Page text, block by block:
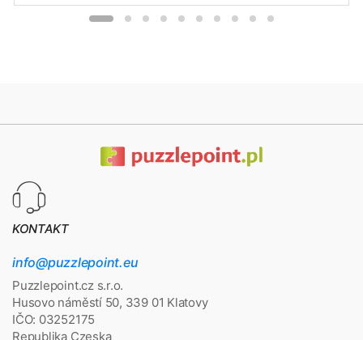
KONTAKT
info@puzzlepoint.eu
Puzzlepoint.cz s.r.o.
Husovo náměstí 50, 339 01 Klatovy
IČO: 03252175
Republika Czeska